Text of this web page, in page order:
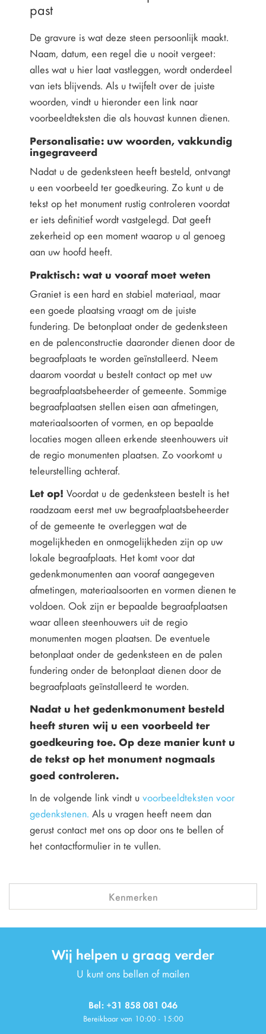
past
De gravure is wat deze steen persoonlijk maakt.
Naam, datum, een regel die u nooit vergeet:
alles wat u hier laat vastleggen, wordt onderdeel
van iets blijvends. Als u twijfelt over de juiste
woorden, vindt u hieronder een link naar
voorbeeldteksten die als houvast kunnen dienen.
Personalisatie: uw woorden, vakkundig
ingegraveerd
Nadat u de gedenksteen heeft besteld, ontvangt
u een voorbeeld ter goedkeuring. Zo kunt u de
tekst op het monument rustig controleren voordat
er iets definitief wordt vastgelegd. Dat geeft
zekerheid op een moment waarop u al genoeg
aan uw hoofd heeft.
Praktisch: wat u vooraf moet weten
Graniet is een hard en stabiel materiaal, maar
een goede plaatsing vraagt om de juiste
fundering. De betonplaat onder de gedenksteen
en de palenconstructie daaronder dienen door de
begraafplaats te worden geïnstalleerd. Neem
daarom voordat u bestelt contact op met uw
begraafplaatsbeheerder of gemeente. Sommige
begraafplaatsen stellen eisen aan afmetingen,
materiaalsoorten of vormen, en op bepaalde
locaties mogen alleen erkende steenhouwers uit
de regio monumenten plaatsen. Zo voorkomt u
teleurstelling achteraf.
Let op! Voordat u de gedenksteen bestelt is het
raadzaam eerst met uw begraafplaatsbeheerder
of de gemeente te overleggen wat de
mogelijkheden en onmogelijkheden zijn op uw
lokale begraafplaats. Het komt voor dat
gedenkmonumenten aan vooraf aangegeven
afmetingen, materiaalsoorten en vormen dienen te
voldoen. Ook zijn er bepaalde begraafplaatsen
waar alleen steenhouwers uit de regio
monumenten mogen plaatsen. De eventuele
betonplaat onder de gedenksteen en de palen
fundering onder de betonplaat dienen door de
begraafplaats geïnstalleerd te worden.
Nadat u het gedenkmonument besteld
heeft sturen wij u een voorbeeld ter
goedkeuring toe. Op deze manier kunt u
de tekst op het monument nogmaals
goed controleren.
In de volgende link vindt u voorbeeldteksten voor
gedenkstenen. Als u vragen heeft neem dan
gerust contact met ons op door ons te bellen of
het contactformulier in te vullen.
Kenmerken
Wij helpen u graag verder
U kunt ons bellen of mailen
Bel: +31 858 081 046
Bereikbaar van 10:00 - 15:00